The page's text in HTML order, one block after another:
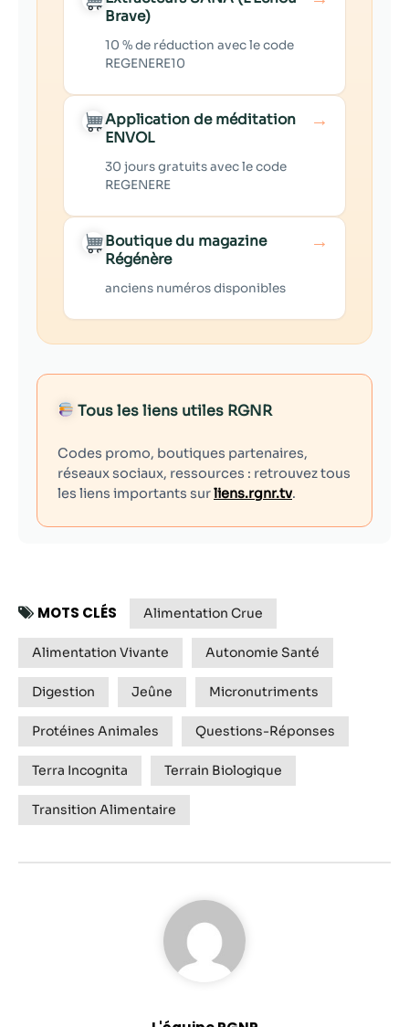
Brave)
10 % de réduction avec le code
REGENERE10
Application de méditation
ENVOL
30 jours gratuits avec le code
REGENERE
→
Boutique du magazine
Régénère
anciens numéros disponibles
→
Tous les liens utiles RGNR
Codes promo, boutiques partenaires,
réseaux sociaux, ressources : retrouvez tous
les liens importants surliens.rgnr.tv.
MOTS CLÉS Alimentation Crue
Alimentation Vivante Autonomie Santé
Digestion Jeûne Micronutriments
Protéines Animales Questions-Réponses
Terra Incognita Terrain Biologique
Transition Alimentaire